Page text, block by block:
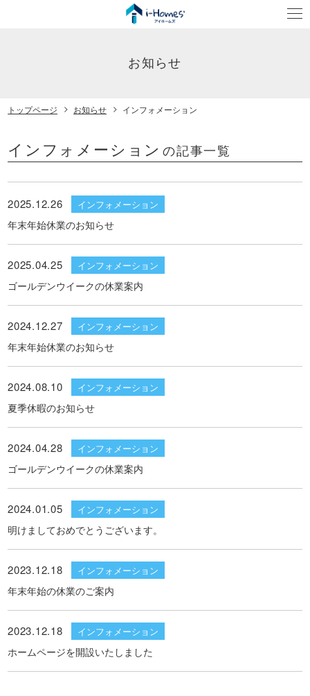
お知らせ
トップページ お知らせ インフォメーション
インフォメーション の記事一覧
2025.12.26 インフォメーション
年末年始休業のお知らせ
2025.04.25 インフォメーション
ゴールデンウイークの休業案内
2024.12.27 インフォメーション
年末年始休業のお知らせ
2024.08.10 インフォメーション
夏季休暇のお知らせ
2024.04.28 インフォメーション
ゴールデンウイークの休業案内
2024.01.05 インフォメーション
明けましておめでとうございます。
2023.12.18 インフォメーション
年末年始の休業のご案内
2023.12.18 インフォメーション
ホームページを開設いたしました